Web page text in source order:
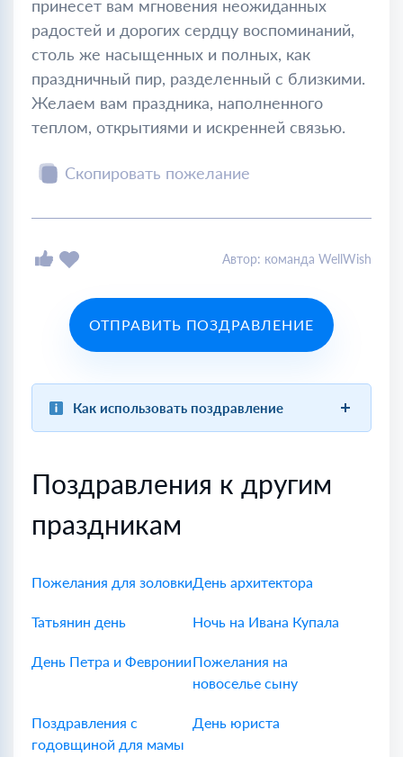
принесет вам мгновения неожиданных
радостей и дорогих сердцу воспоминаний,
столь же насыщенных и полных, как
праздничный пир, разделенный с близкими.
Желаем вам праздника, наполненного
теплом, открытиями и искренней связью.
Скопировать пожелание
Автор: команда WellWish
ОТПРАВИТЬ ПОЗДРАВЛЕНИЕ
Как использовать поздравление
Поздравления к другим
праздникам
Пожелания для золовкиДень архитектора
Татьянин день Ночь на Ивана Купала
День Петра и ФевронииПожелания на
новоселье сыну
Поздравления с
годовщиной для мамы
День юриста